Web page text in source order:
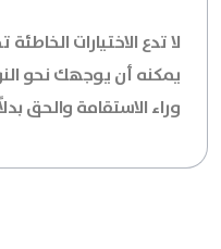
لا تدع الاختيارات
يمكنه أن يوجهك نحو
وراء الاستقامة والحق